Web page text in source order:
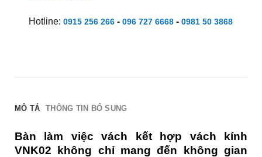
Hotline: 0915 256 266- 096 727 6668- 0981 50 3868
MÔ TẢ THÔNG TIN BỔ SUNG
Bàn làm việc vách kết hợp vách kính
VNK02 không chỉ mang đến không gian